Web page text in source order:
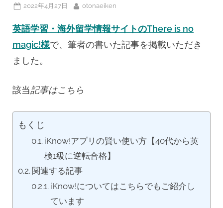
Posted
2022年4月27日 By
otonaeiken
英語学習・海外留学情報サイトのThere is no
magic!様で、筆者の書いた記事を掲載いただき
ました。
該当記事はこちら
もくじ
iKnow!アプリの賢い使い方【40代から英
検1級に逆転合格】
関連する記事
iKnow!についてはこちらでもご紹介し
ています